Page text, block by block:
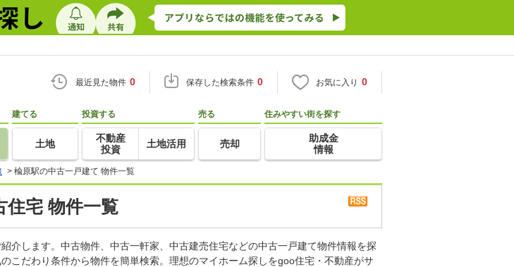
最近見た物件 0 保存した検索条件 0 お気に入り 0
建てる
土地
投資する
不動産
投資
土地活用
売る
売却
住みやすい街を探す
助成金
情報
> 楡原駅の中古一戸建て 物件一覧
住宅 物件一覧
介します。中古物件、中古一軒家、中古建売住宅などの中古一戸建て物件情報を探
こだわり条件から物件を簡単検索。理想のマイホーム探しをgoo住宅・不動産がサ